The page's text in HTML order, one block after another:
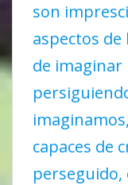
son
aspectos de
de imaginar
capaces de
perseguido,